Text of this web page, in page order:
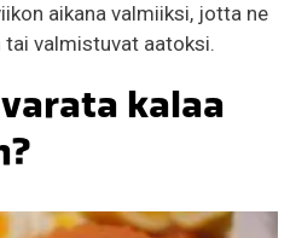
aikana valmiiksi, jotta ne
valmistuvat aatoksi.
kalaa